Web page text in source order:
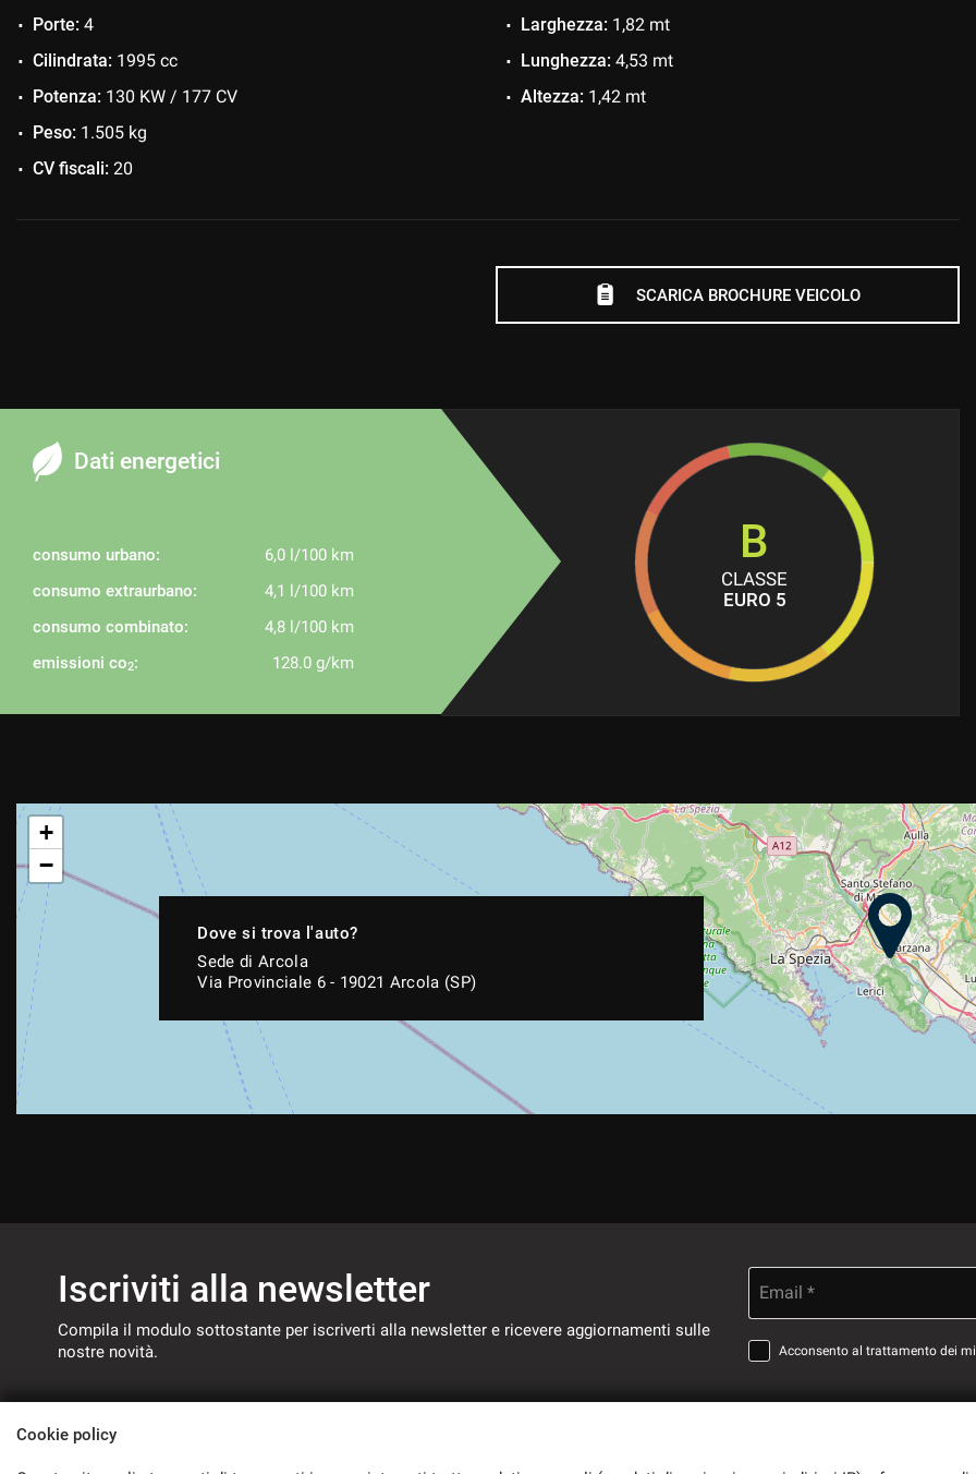
Porte: 4
Cilindrata: 1995 cc
Potenza: 130 KW / 177 CV
Peso: 1.505 kg
CV fiscali: 20
Larghezza: 1,82 mt
Lunghezza: 4,53 mt
Altezza: 1,42 mt
SCARICA BROCHURE VEICOLO
Dati energetici
consumo urbano:
6,0 l/100 km
consumo extraurbano:
4,1 l/100 km
consumo combinato:
4,8 l/100 km
emissioni co2: 128.0 g/km
B
CLASSE
EURO 5
Dove si trova l'auto?
Sede di Arcola
Via Provinciale 6 - 19021 Arcola (SP)
+
−
Iscriviti alla newsletter
Compila il modulo sottostante per iscriverti alla newsletter e ricevere aggiornamenti sulle
nostre novità.
Email *
Acconsento al trattamento dei
Cookie policy